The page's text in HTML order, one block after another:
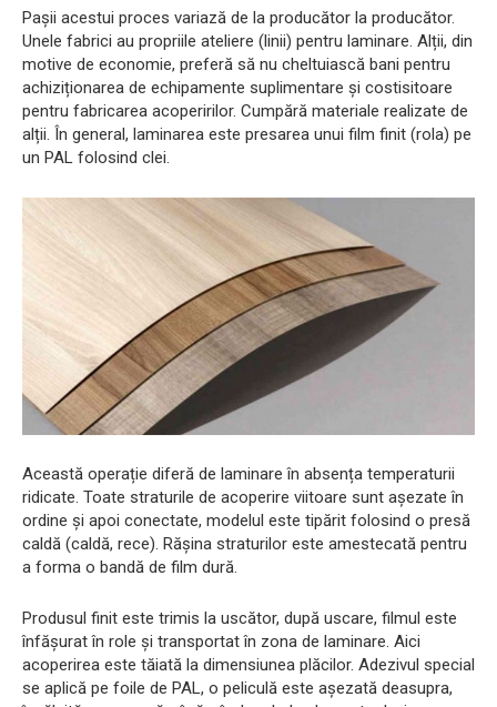
Pașii acestui proces variază de la producător la producător.
Unele fabrici au propriile ateliere (linii) pentru laminare. Alții, din
motive de economie, preferă să nu cheltuiască bani pentru
achiziționarea de echipamente suplimentare și costisitoare
pentru fabricarea acoperirilor. Cumpără materiale realizate de
alții. În general, laminarea este presarea unui film finit (rola) pe
un PAL folosind clei.
Această operație diferă de laminare în absența temperaturii
ridicate. Toate straturile de acoperire viitoare sunt așezate în
ordine și apoi conectate, modelul este tipărit folosind o presă
caldă (caldă, rece). Rășina straturilor este amestecată pentru
a forma o bandă de film dură.
Produsul finit este trimis la uscător, după uscare, filmul este
înfășurat în role și transportat în zona de laminare. Aici
acoperirea este tăiată la dimensiunea plăcilor. Adezivul special
se aplică pe foile de PAL, o peliculă este așezată deasupra,